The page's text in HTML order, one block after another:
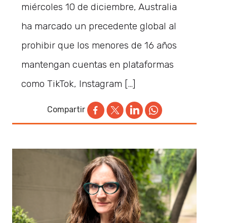
miércoles 10 de diciembre, Australia
ha marcado un precedente global al
prohibir que los menores de 16 años
mantengan cuentas en plataformas
como TikTok, Instagram […]
Compartir